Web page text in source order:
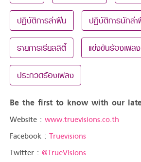
ปฏิบัติการล่าฝัน ปฏิบัติการนักล่
รายการเรียลลิตี้ แข่งขันร้องเพลง
ประกวดร้องเพลง
Be the first to know with our
Website : www.truevisions.co.th
Facebook : Truevisions
Twitter : @TrueVisions